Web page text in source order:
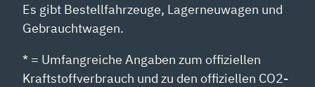
Es gibt Bestellfahrzeuge, Lagerneuwagen und
Gebrauchtwagen.
* = Umfangreiche Angaben zum offiziellen
Kraftstoffverbrauch und zu den offiziellen CO2-